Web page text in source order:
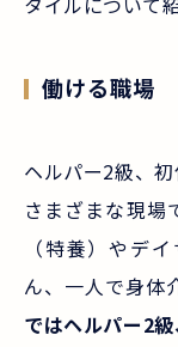
働ける職場
ヘルパー2級、
さまざまな現場
（特養）やデ
ん、一人で身体
ではヘルパー2